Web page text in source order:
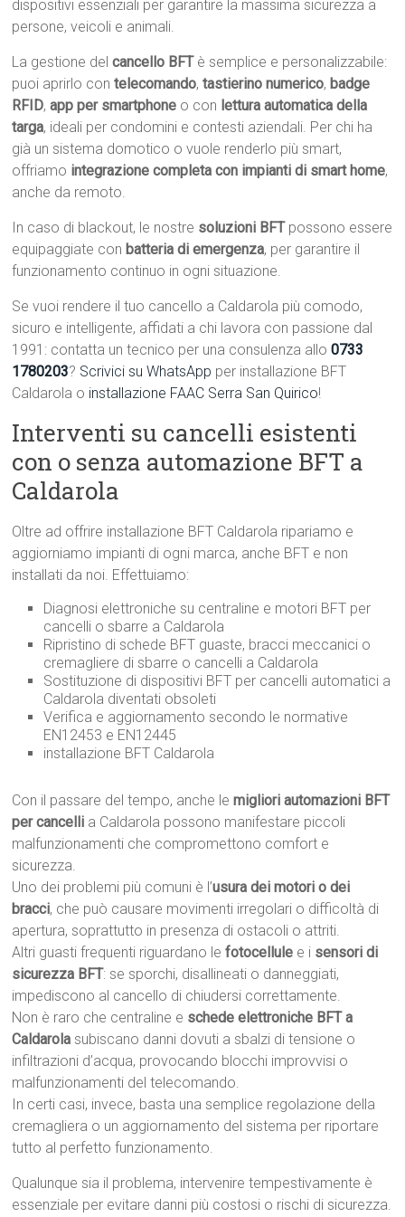
dispositivi essenziali per garantire la massima sicurezza a
persone, veicoli e animali.
La gestione delcancello BFTè semplice e personalizzabile:
puoi aprirlo contelecomando,tastierino numerico, badge
RFID,app per smartphone o con lettura automatica della
targa, ideali per condomini e contesti aziendali. Per chi ha
già un sistema domotico o vuole renderlo più smart,
offriamo integrazione completa con impianti di smart home,
anche da remoto.
In caso di blackout, le nostre soluzioni BFTpossono essere
equipaggiate con batteria di emergenza, per garantire il
funzionamento continuo in ogni situazione.
Se vuoi rendere il tuo cancello a Caldarola più comodo,
sicuro e intelligente, affidati a chi lavora con passione dal
1991: contatta un tecnico per una consulenza allo0733
1780203? Scrivici su WhatsApp per installazione BFT
Caldarola o installazione FAAC Serra San Quirico!
Interventi su cancelli esistenti
con o senza automazione BFT a
Caldarola
Oltre ad offrire installazione BFT Caldarola ripariamo e
aggiorniamo impianti di ogni marca, anche BFT e non
installati da noi. Effettuiamo:
Diagnosi elettroniche su centraline e motori BFT per
cancelli o sbarre a Caldarola
Ripristino di schede BFT guaste, bracci meccanici o
cremagliere di sbarre o cancelli a Caldarola
Sostituzione di dispositivi BFT per cancelli automatici a
Caldarola diventati obsoleti
Verifica e aggiornamento secondo le normative
EN12453 e EN12445
installazione BFT Caldarola
Con il passare del tempo, anche lemigliori automazioni BFT
per cancelli a Caldarola possono manifestare piccoli
malfunzionamenti che compromettono comfort e
sicurezza.
Uno dei problemi più comuni è l’usura dei motori o dei
bracci, che può causare movimenti irregolari o difficoltà di
apertura, soprattutto in presenza di ostacoli o attriti.
Altri guasti frequenti riguardano lefotocellule e i sensori di
sicurezza BFT: se sporchi, disallineati o danneggiati,
impediscono al cancello di chiudersi correttamente.
Non è raro che centraline e schede elettroniche BFT a
Caldarola subiscano danni dovuti a sbalzi di tensione o
infiltrazioni d’acqua, provocando blocchi improvvisi o
malfunzionamenti del telecomando.
In certi casi, invece, basta una semplice regolazione della
cremagliera o un aggiornamento del sistema per riportare
tutto al perfetto funzionamento.
Qualunque sia il problema, intervenire tempestivamente è
essenziale per evitare danni più costosi o rischi di sicurezza.